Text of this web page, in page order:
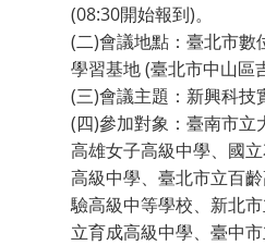
(08:30開始報到)。
(二)會議地點：臺北市數
學習基地 (臺北市中山區
(三)會議主題：新興科技
(四)參加對象：臺南市立
高雄女子高級中學、國
高級中學、臺北市立百
驗高級中等學校、新北
立育成高級中學、臺中